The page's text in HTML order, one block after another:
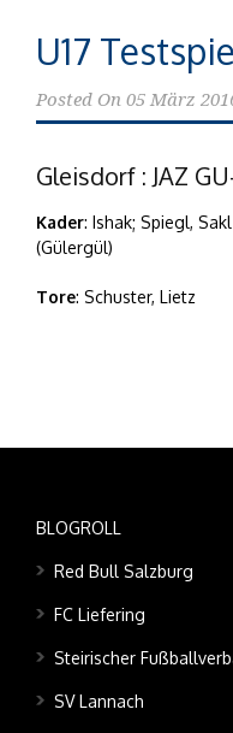
U17
Posted On 05 März
Gleisdorf : JAZ
Kader: Ishak; Spiegl,
(Gülergül)
Tore: Schuster, Lietz
BLOGROLL
Red Bull Salzburg
FC Liefering
Steirischer
SV Lannach